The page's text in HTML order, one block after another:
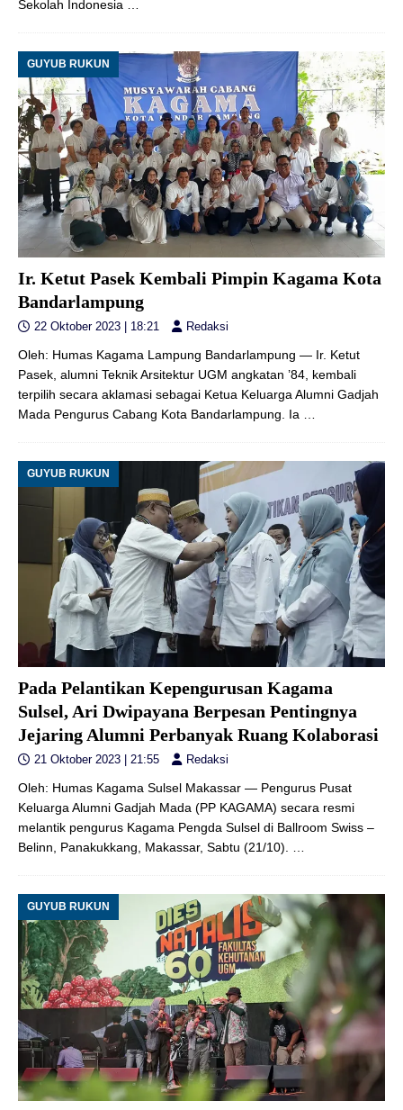
Sekolah Indonesia
GUYUB RUKUN
Ir. Ketut Pasek Kembali Pimpin Kagama Kota
Bandarlampung
22 Oktober 2023 | 18:21 Redaksi
Oleh: Humas Kagama Lampung Bandarlampung — Ir. Ketut
Pasek, alumni Teknik Arsitektur UGM angkatan ’84, kembali
terpilih secara aklamasi sebagai Ketua Keluarga Alumni Gadjah
Mada Pengurus Cabang Kota Bandarlampung. Ia …
GUYUB RUKUN
Pada Pelantikan Kepengurusan Kagama
Sulsel, Ari Dwipayana Berpesan Pentingnya
Jejaring Alumni Perbanyak Ruang Kolaborasi
21 Oktober 2023 | 21:55 Redaksi
Oleh: Humas Kagama Sulsel Makassar — Pengurus Pusat
Keluarga Alumni Gadjah Mada (PP KAGAMA) secara resmi
melantik pengurus Kagama Pengda Sulsel di Ballroom Swiss –
Belinn, Panakukkang, Makassar, Sabtu (21/10). …
GUYUB RUKUN